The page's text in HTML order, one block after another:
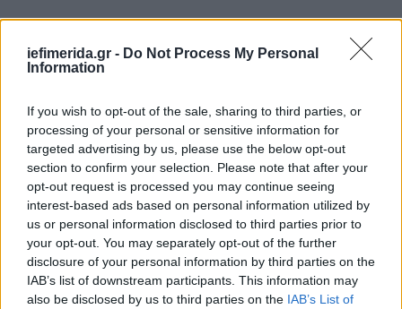
iefimerida.gr - Do Not Process My Personal
Information
If you wish to opt-out of the sale, sharing to third parties, or
processing of your personal or sensitive information for
targeted advertising by us, please use the below opt-out
section to confirm your selection. Please note that after your
opt-out request is processed you may continue seeing
interest-based ads based on personal information utilized by
us or personal information disclosed to third parties prior to
your opt-out. You may separately opt-out of the further
disclosure of your personal information by third parties on the
IAB’s list of downstream participants. This information may
also be disclosed by us to third parties on the IAB’s List of
Τσουβέλας έχει πει χαρακτηριστικά ότι δεν
αισθάνεται την ανάγκη για έναν συμβατικό γάμο.
παντρεμένοι, δεν πιστεύω ότι θα αλλάξει κάτι», έχει
δηλώσει σε άλλη του συνέντευξη.
Ποια είναι η Ευαγγελία Καρύδη
Η Ευαγγελία Καρύδη, βέρα Κερκυραία, σπούδασε
στην περίφημη Ακαδημία Julien στο Παρίσι, με
δάσκαλο τον Almo Del Debbio.